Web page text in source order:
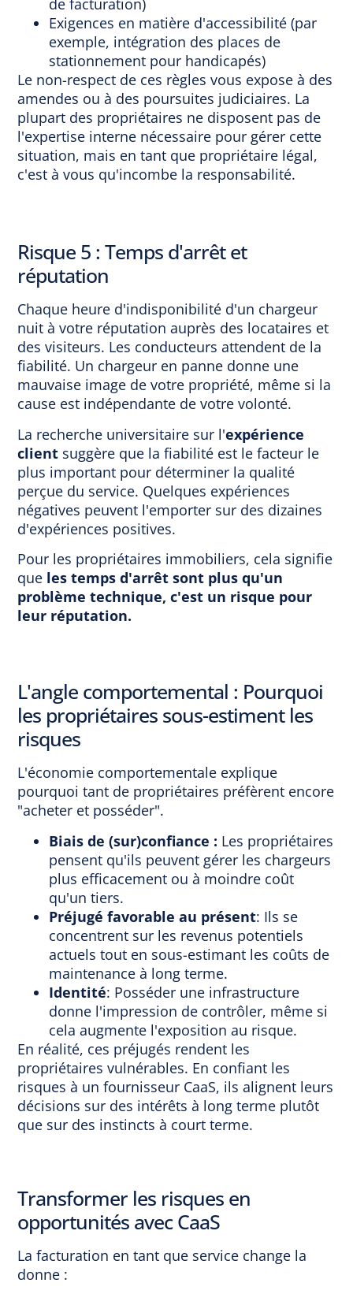
de facturation)
Exigences en matière d'accessibilité (par
exemple, intégration des places de
stationnement pour handicapés)
Le non-respect de ces règles vous expose à des
amendes ou à des poursuites judiciaires. La
plupart des propriétaires ne disposent pas de
l'expertise interne nécessaire pour gérer cette
situation, mais en tant que propriétaire légal,
c'est à vous qu'incombe la responsabilité.
Risque 5 : Temps d'arrêt et
réputation
Chaque heure d'indisponibilité d'un chargeur
nuit à votre réputation auprès des locataires et
des visiteurs. Les conducteurs attendent de la
fiabilité. Un chargeur en panne donne une
mauvaise image de votre propriété, même si la
cause est indépendante de votre volonté.
La recherche universitaire sur l'expérience
client suggère que la fiabilité est le facteur le
plus important pour déterminer la qualité
perçue du service. Quelques expériences
négatives peuvent l'emporter sur des dizaines
d'expériences positives.
Pour les propriétaires immobiliers, cela signifie
que les temps d'arrêt sont plus qu'un
problème technique, c'est un risque pour
leur réputation.
L'angle comportemental : Pourquoi
les propriétaires sous-estiment les
risques
L'économie comportementale explique
pourquoi tant de propriétaires préfèrent encore
"acheter et posséder".
Biais de (sur)confiance : Les propriétaires
pensent qu'ils peuvent gérer les chargeurs
plus efficacement ou à moindre coût
qu'un tiers.
Préjugé favorable au présent: Ils se
concentrent sur les revenus potentiels
actuels tout en sous-estimant les coûts de
maintenance à long terme.
Identité: Posséder une infrastructure
donne l'impression de contrôler, même si
cela augmente l'exposition au risque.
En réalité, ces préjugés rendent les
propriétaires vulnérables. En confiant les
risques à un fournisseur CaaS, ils alignent leurs
décisions sur des intérêts à long terme plutôt
que sur des instincts à court terme.
Transformer les risques en
opportunités avec CaaS
La facturation en tant que service change la
donne :